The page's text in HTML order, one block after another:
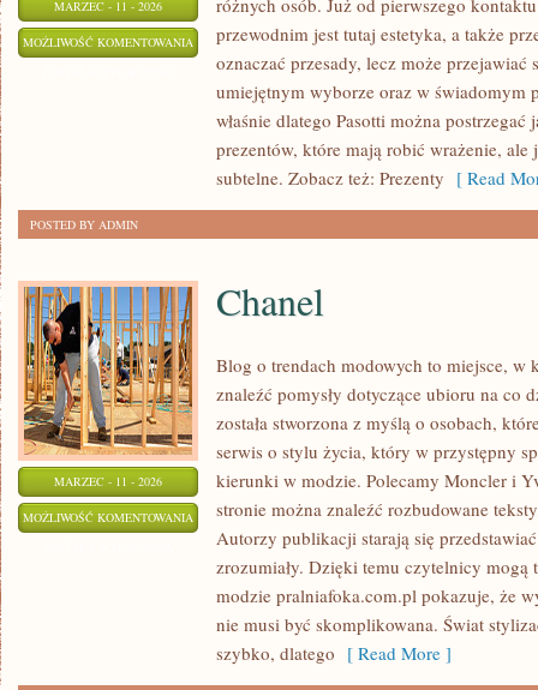
MARZEC - 11 - 2026
MOŻLIWOŚĆ KOMENTOWANIA PREZENTY
(ZRÓB
SAM)
różnych osób. Już od pierwszego
przewodnim jest tutaj estetyka, a także
oznaczać przesady, lecz może przejawiać
umiejętnym wyborze oraz w świadomym
właśnie dlatego Pasotti można
prezentów, które mają robić wrażenie, ale
subtelne. Zobacz też: Prezenty [ Read
POSTED BY ADMIN
MARZEC - 11 - 2026
MOŻLIWOŚĆ KOMENTOWANIA CHANEL
Chanel
Blog o trendach modowych to miejsce, w
znaleźć pomysły dotyczące ubioru na co
została stworzona z myślą o osobach,
serwis o stylu życia, który w przystępny
kierunki w modzie. Polecamy Moncler i
stronie można znaleźć rozbudowane
Autorzy publikacji starają się
zrozumiały. Dzięki temu czytelnicy mogą
modzie pralniafoka.com.pl pokazuje, że
nie musi być skomplikowana. Świat
szybko, dlatego [ Read More ]